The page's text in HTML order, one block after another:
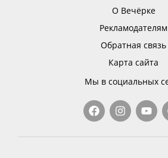
О Вечёрке
Рекламодателям
Обратная связь
Карта сайта
Мы в социальных